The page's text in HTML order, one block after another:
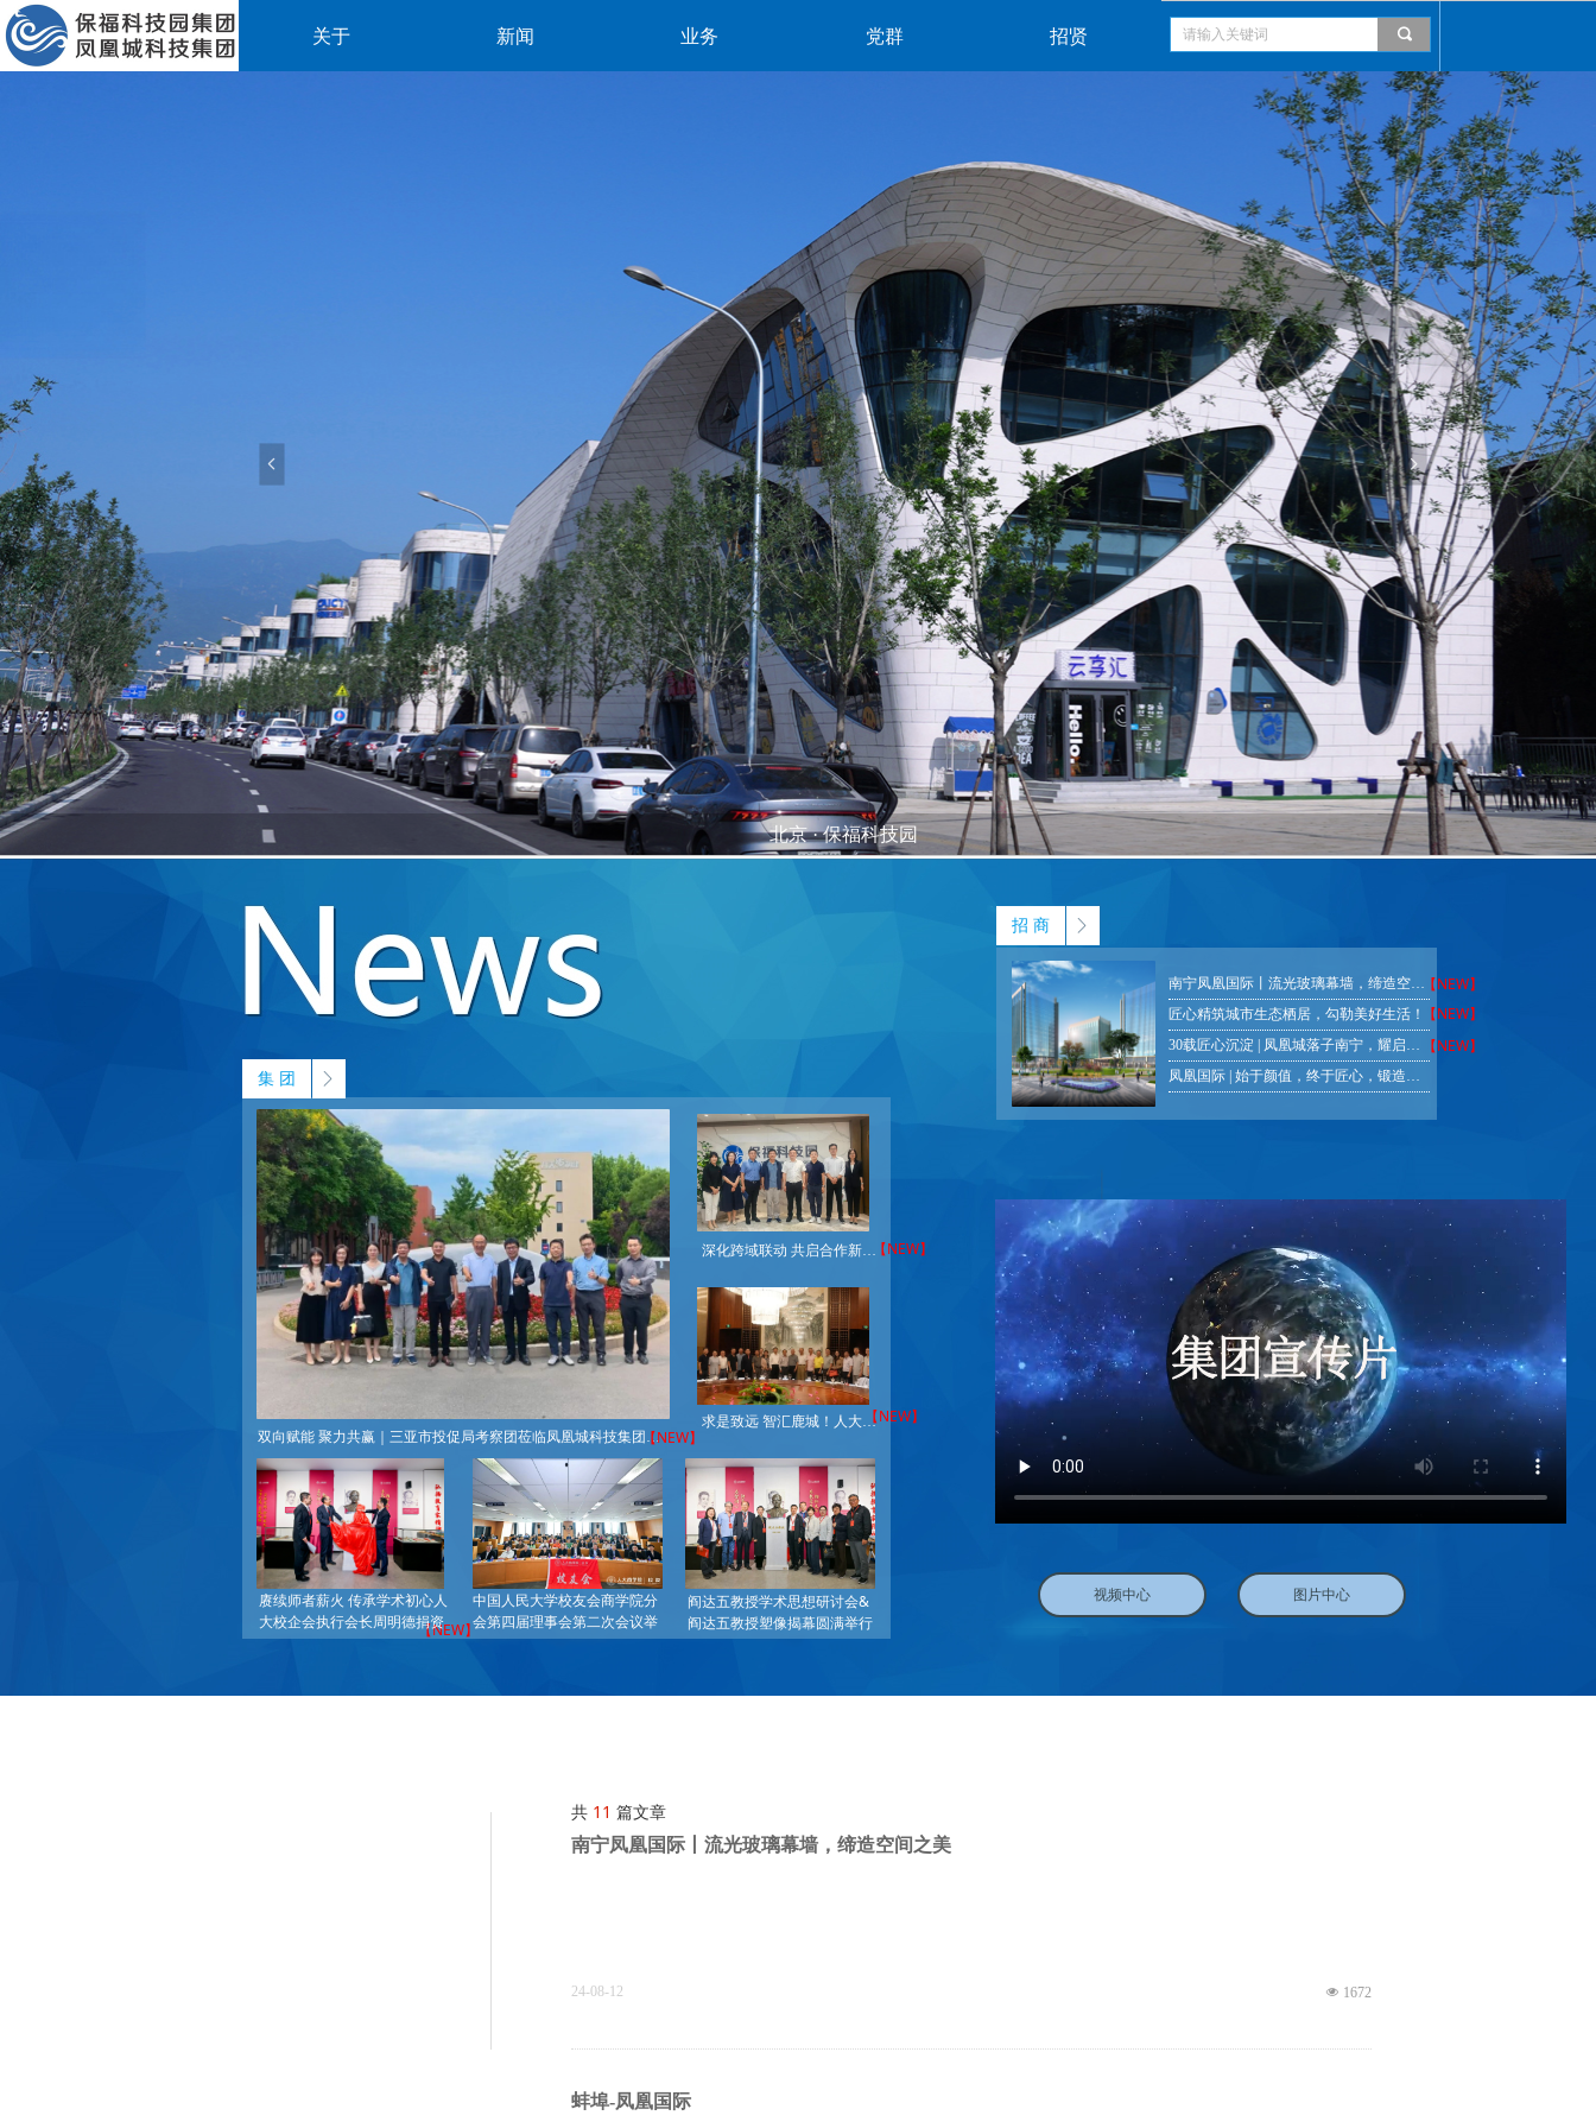
双向赋能 聚力共赢｜三亚市投促局考察团莅临凤凰城科技集团考察交流
【NEW】
深化跨域联动 共启合作新篇｜三亚市海棠区考察团莅临凤凰城科技集团考察交流 【NEW】
赓续师者薪火 传承学术初心人
大校企会执行会长周明德捐资
设立阎达五教授塑像
【NEW】
中国人民大学校友会商学院分
会第四届理事会第二次会议举
行
阎达五教授学术思想研讨会&
阎达五教授塑像揭幕圆满举行
求是致远 智汇鹿城！人大校友企业家齐聚三亚，共绘自贸港合作新蓝图【NEW】
集 团 ꁕ
南宁凤凰国际丨流光玻璃幕墙，缔造空间之美
匠心精筑城市生态栖居，勾勒美好生活！
30载匠心沉淀 | 凤凰城落子南宁，耀启城市荣光！
凤凰国际 | 始于颜值，终于匠心，锻造城市时代封面
【NEW】
【NEW】
【NEW】
招 商 ꁕ
视频中心 图片中心
关于 新闻 业务 党群 招贤
北京 · 保福科技园
넳 넲
끠
共 11 篇文章
南宁凤凰国际丨流光玻璃幕墙，缔造空间之美
넶 1672
24-08-12
蚌埠-凤凰国际